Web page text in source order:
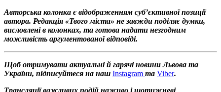
Авторська колонка є відображенням суб’єктивної позиції
автора. Редакція «Твого міста» не завжди поділяє думки,
висловлені в колонках, та готова надати незгодним
можливість аргументованої відповіді.
Щоб отримувати актуальні й гарячі новини Львова та
України, підписуйтеся на наш Instagram та Viber.
Трансляції важливих подій наживо і щотижневі